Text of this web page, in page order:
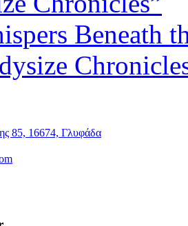
Beneath
85, 16674, Γλυφάδα